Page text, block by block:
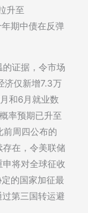
升至
期中债在反弹
证据，令市场
济仅新增7.3万
和6月就业数
率预期已升至
周四公布的
在，令美联储
将对全球征收
的国家加征最
第三国转运避